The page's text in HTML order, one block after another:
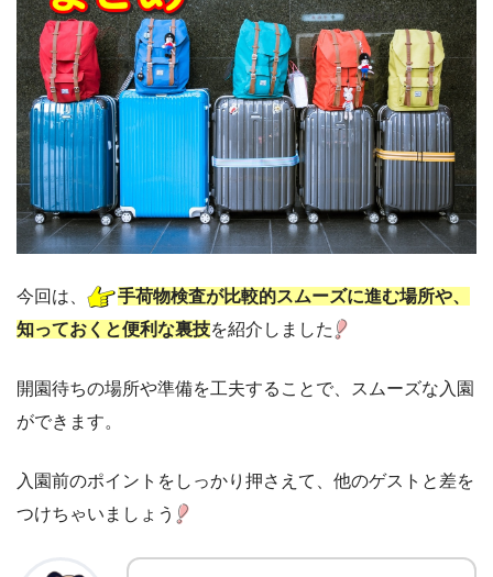
今回は、
手荷物検査が比較的スムーズに進む場所や、
知っておくと便利な裏技を紹介しました
開園待ちの場所や準備を工夫することで、スムーズな入園
ができます。
入園前のポイントをしっかり押さえて、他のゲストと差を
つけちゃいましょう